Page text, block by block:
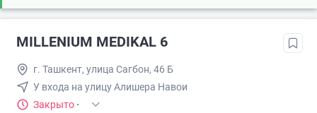
MILLENIUM MEDIKAL 6
г. Ташкент, улица Сагбон, 46 Б
У входа на улицу Алишера Навои
Закрыто ·